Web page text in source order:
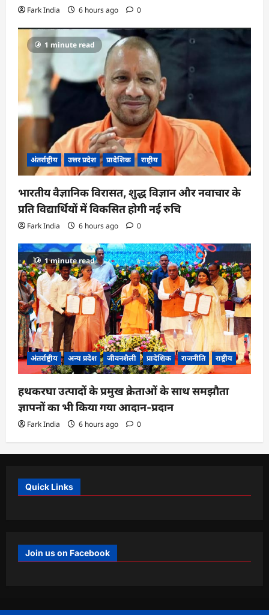
Fark India 6 hours ago 0
1 minute read
अंतर्राष्ट्रीय उत्तर प्रदेश प्रादेशिक राष्ट्रीय
भारतीय वैज्ञानिक विरासत, शुद्ध विज्ञान और नवाचार के
प्रति विद्यार्थियों में विकसित होगी नई रुचि
Fark India 6 hours ago 0
1 minute read
अंतर्राष्ट्रीय अन्य प्रदेश जीवनशैली प्रादेशिक राजनीति राष्ट्रीय
हथकरघा उत्पादों के प्रमुख क्रेताओं के साथ समझौता
ज्ञापनों का भी किया गया आदान-प्रदान
Fark India 6 hours ago 0
Quick Links
Join us on Facebook